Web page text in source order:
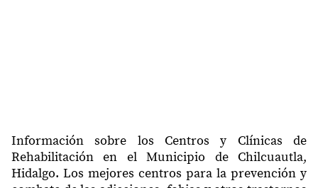
Información sobre los Centros y Clínicas de
Rehabilitación en el Municipio de Chilcuautla,
Hidalgo. Los mejores centros para la prevención y